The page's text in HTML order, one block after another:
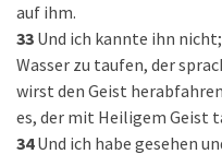
auf ihm.
33 Und ich kannte ihn
Wasser zu taufen, der
wirst den Geist
es, der mit Heiligem Geist
34 Und ich habe gesehen